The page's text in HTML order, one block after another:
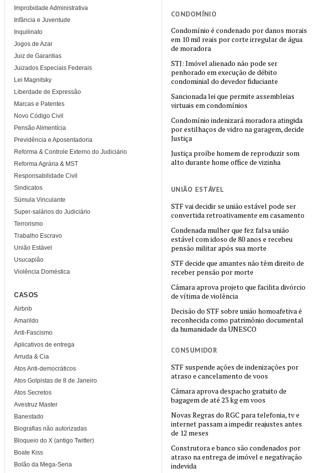
CONDOMÍNIO
Condomínio é condenado por danos morais
em 10 mil reais por corte irregular de água
de moradora
STJ: Imóvel alienado não pode ser
penhorado em execução de débito
condominial do devedor fiduciante
Sancionada lei que permite assembleias
virtuais em condomínios
Condomínio indenizará moradora atingida
por estilhaços de vidro na garagem, decide
Justiça
Justiça proíbe homem de reproduzir som
alto durante home office de vizinha
UNIÃO ESTÁVEL
STF vai decidir se união estável pode ser
convertida retroativamente em casamento
Condenada mulher que fez falsa união
estável com idoso de 80 anos e recebeu
pensão militar após sua morte
STF decide que amantes não têm direito de
receber pensão por morte
Câmara aprova projeto que facilita divórcio
de vítima de violência
Decisão do STF sobre união homoafetiva é
reconhecida como patrimônio documental
da humanidade da UNESCO
CONSUMIDOR
STF suspende ações de indenizações por
atraso e cancelamento de voos
Câmara aprova despacho gratuito de
bagagem de até 23 kg em voos
Novas Regras do RGC para telefonia, tv e
internet passam a impedir reajustes antes
de 12 meses
Construtora e banco são condenados por
atraso na entrega de imóvel e negativação
indevida
Improbidade Administrativa
Infância e Juventude
Inquilinato
Jogos de Azar
Juiz de Garantias
Juizados Especiais Federais
Lei Magnitsky
Liberdade de Expressão
Marcas e Patentes
Novo Código Civil
Pensão Alimentícia
Previdência e Aposentadoria
Reforma & Controle Externo do Judiciário
Reforma Agrária & MST
Responsabilidade Civil
Sindicatos
Súmula Vinculante
Super-salários do Judiciário
Terrorismo
Trabalho Escravo
União Estável
Usucapião
Violência Doméstica
CASOS
Airbnb
Amarildo
Anti-Fascismo
Aplicativos de entrega
Arruda & Cia
Atos Anti-democráticos
Atos Golpistas de 8 de Janeiro
Atos Secretos
Avestruz Master
Banestado
Biografias não autorizadas
Bloqueio do X (antigo Twitter)
Boate Kiss
Bolão da Mega-Sena